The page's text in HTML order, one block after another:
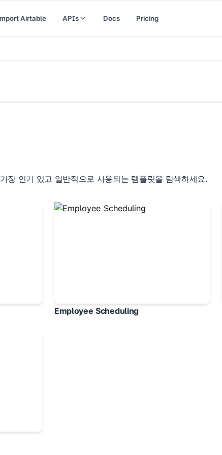
Airtable APIs Docs Pricing
장 인기 있고 일반적으로 사용되는 템플릿을 탐색하세요.
Employee Scheduling